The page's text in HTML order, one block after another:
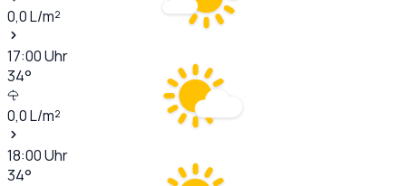
0,0L/m²
17:00Uhr
34°
0,0L/m²
18:00Uhr
34°